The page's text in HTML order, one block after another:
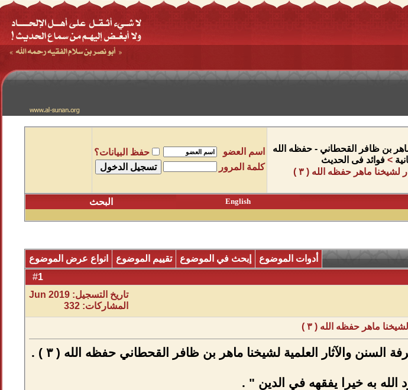
بن ظافر القحطاني - حفظه الله
> فوائد فى الحديث
ماهر حفظه الله ( ٣ )
اسم العضو
حفظ البيانات؟
كلمة المرور
English البحث
أدوات الموضوع إبحث في الموضوع تقييم الموضوع
انواع عرض الموضوع
1
تاريخ التسجيل: Jun 2019
المشاركات: 332
ماهر حفظه الله ( ٣ )
والآثار العلمية لشيخنا ماهر بن ظافر القحطاني حفظه الله ( ٣ ) .